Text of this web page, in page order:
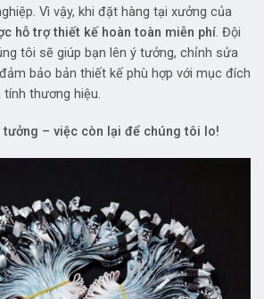
Vì vậy, khi đặt hàng tại xưởng của
hỗ trợ thiết kế hoàn toàn miễn phí. Đội
tôi sẽ giúp bạn lên ý tưởng, chỉnh sửa
bảo bản thiết kế phù hợp với mục đích
thương hiệu.
tưởng – việc còn lại để chúng tôi lo!